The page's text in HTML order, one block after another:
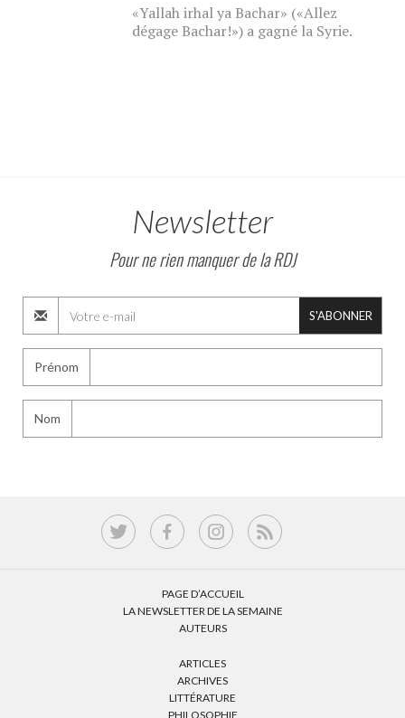
«Yallah irhal ya Bachar» («Allez
dégage Bachar!») a gagné la Syrie.
Newsletter
Pour ne rien manquer de la RDJ
S'ABONNER
Prénom
Nom
PAGE D’ACCUEIL
LA NEWSLETTER DE LA SEMAINE
AUTEURS
ARTICLES
ARCHIVES
LITTÉRATURE
PHILOSOPHIE